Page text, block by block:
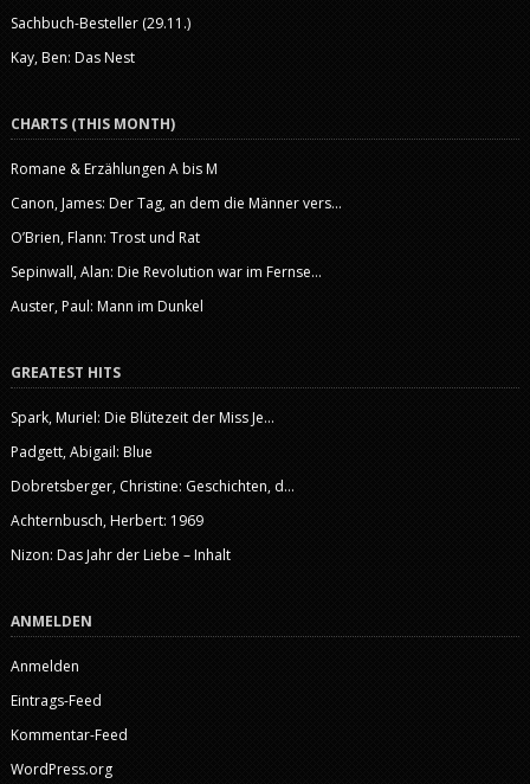
Sachbuch-Besteller (29.11.)
Kay, Ben: Das Nest
CHARTS (THIS MONTH)
Romane & Erzählungen A bis M
Canon, James: Der Tag, an dem die Männer vers...
O’Brien, Flann: Trost und Rat
Sepinwall, Alan: Die Revolution war im Fernse...
Auster, Paul: Mann im Dunkel
GREATEST HITS
Spark, Muriel: Die Blütezeit der Miss Je...
Padgett, Abigail: Blue
Dobretsberger, Christine: Geschichten, d...
Achternbusch, Herbert: 1969
Nizon: Das Jahr der Liebe – Inhalt
ANMELDEN
Anmelden
Eintrags-Feed
Kommentar-Feed
WordPress.org